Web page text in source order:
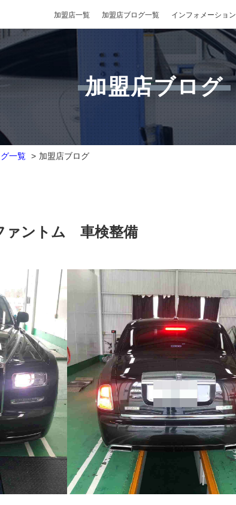
加盟店一覧 加盟店ブログ一覧 インフォメーション
加盟店ブログ
一覧 加盟店ブログ
ァントム 車検整備